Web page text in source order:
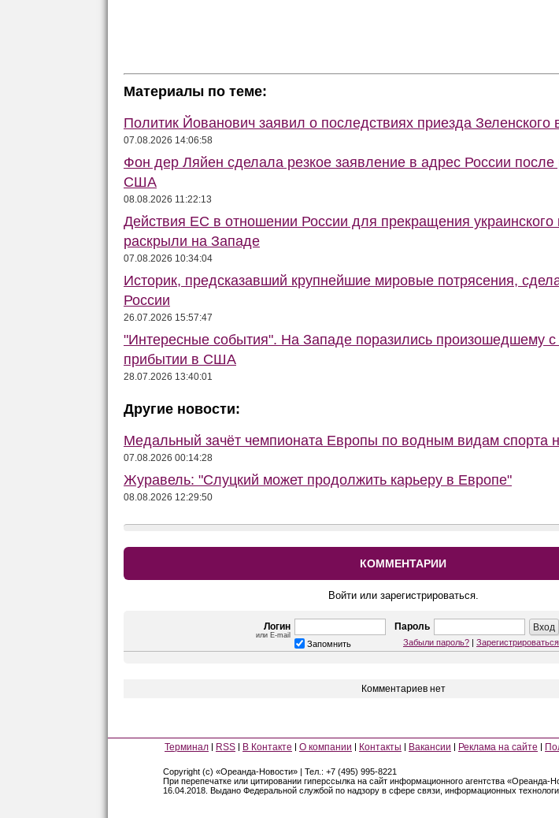
Материалы по теме:
Политик Йованович заявил о последствиях приезда
07.08.2026 14:06:58
Фон дер Ляйен сделала резкое заявление в адрес России
США
08.08.2026 11:22:13
Действия ЕС в отношении России для прекращения украинского
раскрыли на Западе
07.08.2026 10:34:04
Историк, предсказавший крупнейшие мировые потрясения,
России
26.07.2026 15:57:47
"Интересные события". На Западе поразились произошедшему
прибытии в США
28.07.2026 13:40:01
Другие новости:
Медальный зачёт чемпионата Европы по водным видам спорта
07.08.2026 00:14:28
Журавель: "Слуцкий может продолжить карьеру в Европе"
08.08.2026 12:29:50
КОММЕНТАРИИ
Войти или зарегистрироваться.
Логин
или E-mail
Пароль
Запомнить Забыли пароль? | Зарегистрироваться
Комментариев нет
Терминал RSS В Контакте О компании Контакты Вакансии Реклама на сайте
Copyright (c) «Ореанда-Новости» | Тел.: +7 (495) 995-8221
При перепечатке или цитировании гиперссылка на сайт информационного агентства
16.04.2018. Выдано Федеральной службой по надзору в сфере связи, информационных